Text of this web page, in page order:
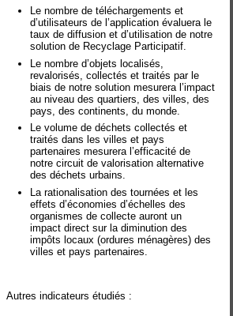
Le nombre de téléchargements et
d’utilisateurs de l’application évaluera le
taux de diffusion et d’utilisation de notre
solution de Recyclage Participatif.
Le nombre d’objets localisés,
revalorisés, collectés et traités par le
biais de notre solution mesurera l’impact
au niveau des quartiers, des villes, des
pays, des continents, du monde.
Le volume de déchets collectés et
traités dans les villes et pays
partenaires mesurera l’efficacité de
notre circuit de valorisation alternative
des déchets urbains.
La rationalisation des tournées et les
effets d’économies d’échelles des
organismes de collecte auront un
impact direct sur la diminution des
impôts locaux (ordures ménagères) des
villes et pays partenaires.
Autres indicateurs étudiés :